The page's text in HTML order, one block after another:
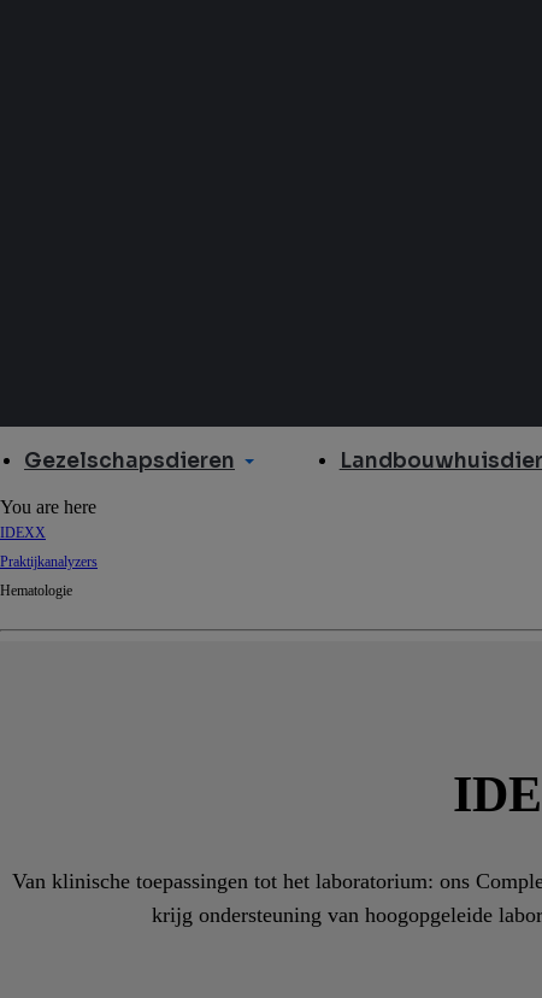
Gezelschapsdieren
You are here
IDEXX
Praktijkanalyzers
Hematologie
Van klinische toepassingen tot het laboratorium: ons
krijg ondersteuning van hoogopgeleide